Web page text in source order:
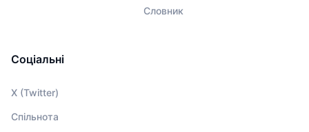
Словник
Соціальні
X (Twitter)
Спільнота